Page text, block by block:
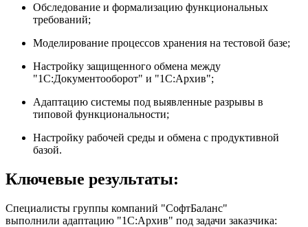
Обследование и формализацию функциональных
требований;
Моделирование процессов хранения на тестовой базе;
Настройку защищенного обмена между
"1С:Документооборот" и "1С:Архив";
Адаптацию системы под выявленные разрывы в
типовой функциональности;
Настройку рабочей среды и обмена с продуктивной
базой.
Ключевые результаты:
Специалисты группы компаний "СофтБаланс"
выполнили адаптацию "1С:Архив" под задачи заказчика: